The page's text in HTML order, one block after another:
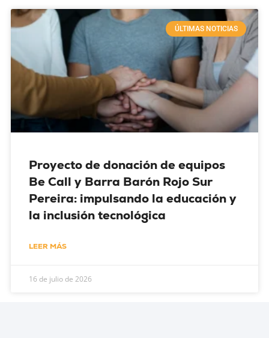
ÚLTIMAS NOTICIAS
Proyecto de donación de equipos
Be Call y Barra Barón Rojo Sur
Pereira: impulsando la educación y
la inclusión tecnológica
LEER MÁS
16 de julio de 2026